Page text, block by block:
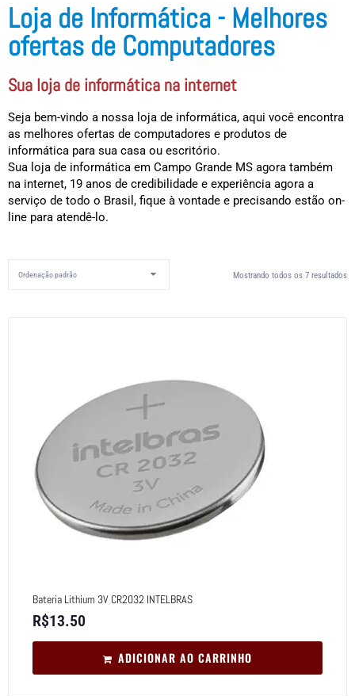
Loja de Informática - Melhores
ofertas de Computadores
Sua loja de informática na internet
Seja bem-vindo a nossa loja de informática, aqui você encontra
as melhores ofertas de computadores e produtos de
informática para sua casa ou escritório.
Sua loja de informática em Campo Grande MS agora também
na internet, 19 anos de credibilidade e experiência agora a
serviço de todo o Brasil, fique à vontade e precisando estão on-
line para atendê-lo.
Mostrando todos os 7 resultados
Bateria Lithium 3V CR2032 INTELBRAS
R$13.50
ADICIONAR AO CARRINHO